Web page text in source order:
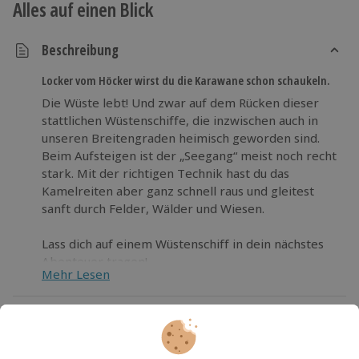
Alles auf einen Blick
Beschreibung
Locker vom Höcker wirst du die Karawane schon schaukeln.
Die Wüste lebt! Und zwar auf dem Rücken dieser
stattlichen Wüstenschiffe, die inzwischen auch in
unseren Breitengraden heimisch geworden sind.
Beim Aufsteigen ist der „Seegang“ meist noch recht
stark. Mit der richtigen Technik hast du das
Kamelreiten aber ganz schnell raus und gleitest
sanft durch Felder, Wälder und Wiesen.
Lass dich auf einem Wüstenschiff in dein nächstes
Abenteuer tragen!
Mehr Lesen